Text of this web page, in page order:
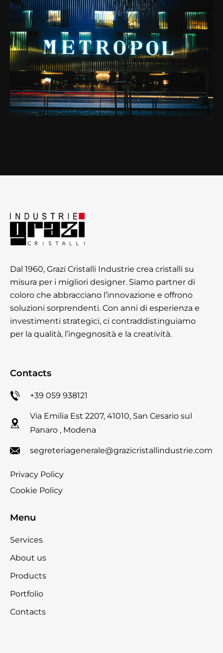
Dal 1960, Grazi Cristalli Industrie crea cristalli su
misura per i migliori designer. Siamo partner di
coloro che abbracciano l’innovazione e offrono
soluzioni sorprendenti. Con anni di esperienza e
investimenti strategici, ci contraddistinguiamo
per la qualità, l’ingegnosità e la creatività.
Contacts
+39 059 938121
Via Emilia Est 2207, 41010, San Cesario sul
Panaro , Modena
segreteriagenerale@grazicristallindustrie.com
Privacy Policy
Cookie Policy
Menu
Services
About us
Products
Portfolio
Contacts